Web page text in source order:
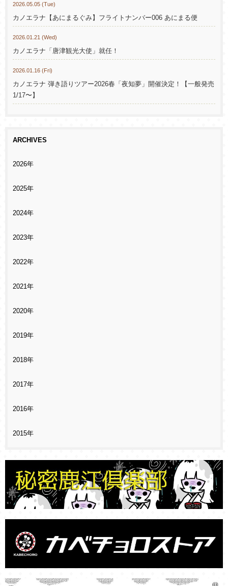
2026.05.05 (Tue)
カノエラナ【あにまるぐみ】フライトナンバー006 あにまる便
2026.01.21 (Wed)
カノエラナ「唐津観光大使」就任！
2026.01.16 (Fri)
カノエラナ 弾き語りツアー2026春「夜知夢」開催決定！【一般発売
1/17〜】
ARCHIVES
2026年
2025年
2024年
2023年
2022年
2021年
2020年
2019年
2018年
2017年
2016年
2015年